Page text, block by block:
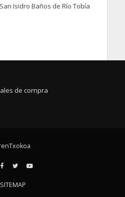
Isidro Baños de Río Tobía
de compra
SITEMAP